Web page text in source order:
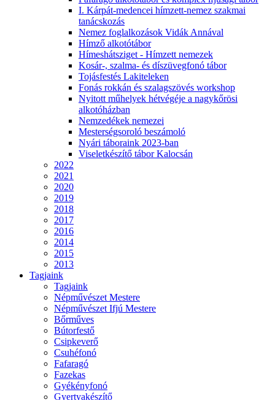
I. Kárpát-medencei hímzett-nemez szakmai
tanácskozás
Nemez foglalkozások Vidák Annával
Hímző alkotótábor
Hímeshátsziget - Hímzett nemezek
Kosár-, szalma- és díszüvegfonó tábor
Tojásfestés Lakiteleken
Fonás rokkán és szalagszövés workshop
Nyitott műhelyek hétvégéje a nagykőrösi
alkotóházban
Nemzedékek nemezei
Mesterségsoroló beszámoló
Nyári táboraink 2023-ban
Viseletkészítő tábor Kalocsán
2022
2021
2020
2019
2018
2017
2016
2014
2015
2013
Tagjaink
Tagjaink
Népművészet Mestere
Népművészet Ifjú Mestere
Bőrműves
Bútorfestő
Csipkeverő
Csuhéfonó
Fafaragó
Fazekas
Gyékényfonó
Gyertyakészítő